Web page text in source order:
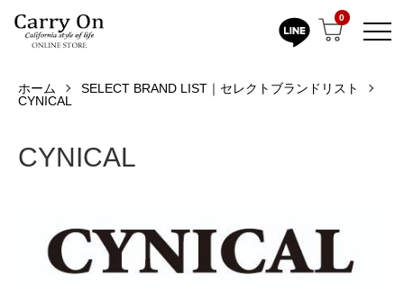
0
ホーム
SELECT BRAND LIST｜セレクトブランドリスト
CYNICAL
CYNICAL